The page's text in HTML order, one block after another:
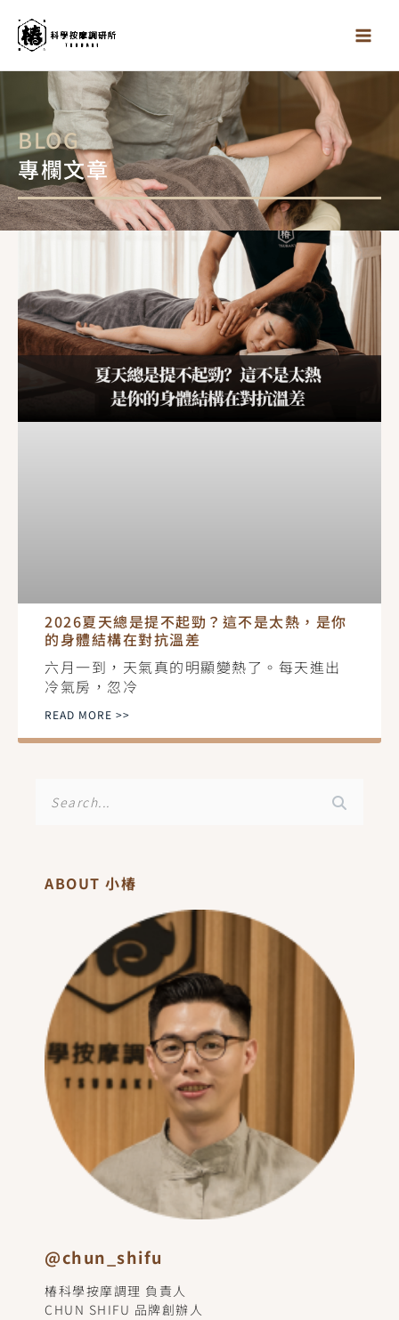
BLOG
專欄文章
2026夏天總是提不起勁？這不是太熱，是你
的身體結構在對抗溫差
六月一到，天氣真的明顯變熱了。每天進出
冷氣房，忽冷
READ MORE >>
ABOUT 小椿
@chun_shifu
椿科學按摩調理 負責人
CHUN SHIFU 品牌創辦人